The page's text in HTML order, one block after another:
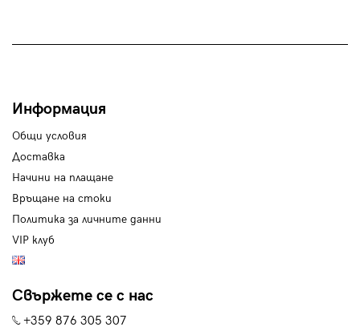
Информация
Общи условия
Доставка
Начини на плащане
Връщане на стоки
Политика за личните данни
VIP клуб
Свържете се с нас
+359 876 305 307